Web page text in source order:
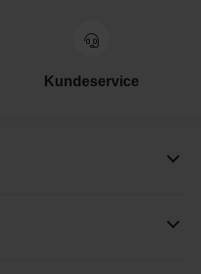
Kundeservice